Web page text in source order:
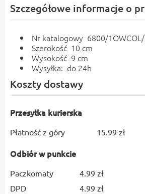
Szczegółowe informacje o
Nr katalogowy 6800/
Szerokość 10 cm
Wysokość 9 cm
Wysyłka: do 24h
Koszty dostawy
Przesyłka kurierska
Płatność z góry 15.99 zł
Odbiór w punkcie
Paczkomaty
4.99 zł
DPD
4.99 zł